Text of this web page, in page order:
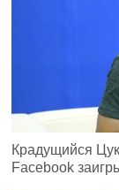
Крадущийся
Facebook